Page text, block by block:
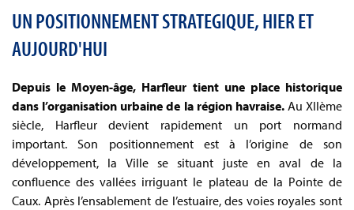
UN POSITIONNEMENT STRATEGIQUE, HIER ET
AUJOURD'HUI
Depuis le Moyen-âge, Harfleur tient une place historique
dans l’organisation urbaine de la région havraise. Au XIIème
siècle, Harfleur devient rapidement un port normand
important. Son positionnement est à l’origine de son
développement, la Ville se situant juste en aval de la
confluence des vallées irriguant le plateau de la Pointe de
Caux. Après l’ensablement de l’estuaire, des voies royales sont